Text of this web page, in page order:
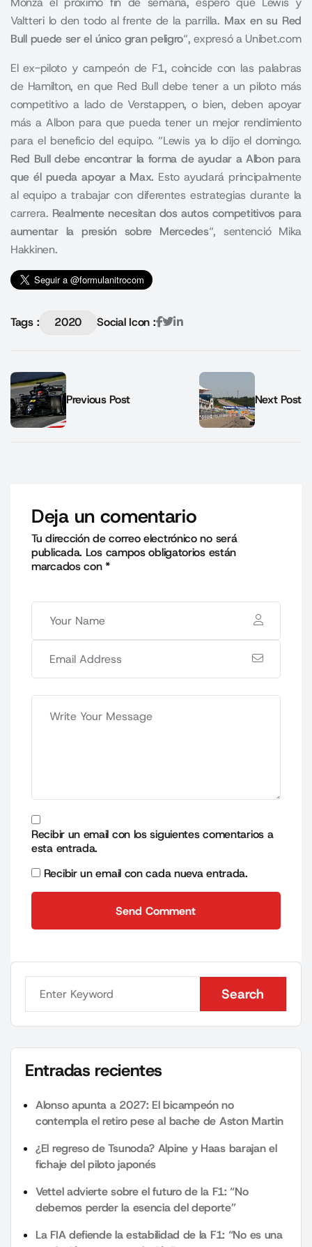
Valtteri lo den todo al frente de la parrilla. Max en su Red
Bull puede ser el único gran peligro“, expresó a Unibet.com
El ex-piloto y campeón de F1, coincide con las palabras
de Hamilton, en que Red Bull debe tener a un piloto más
competitivo a lado de Verstappen, o bien, deben apoyar
más a Albon para que pueda tener un mejor rendimiento
para el beneficio del equipo. “Lewis ya lo dijo el domingo.
Red Bull debe encontrar la forma de ayudar a Albon para
que él pueda apoyar a Max. Esto ayudará principalmente
al equipo a trabajar con diferentes estrategias durante la
carrera. Realmente necesitan dos autos competitivos para
aumentar la presión sobre Mercedes“, sentenció Mika
Hakkinen.
Tags : 2020 Social Icon :
Previous Post Next Post
Deja un comentario
Tu dirección de correo electrónico no será
publicada. Los campos obligatorios están
marcados con*
Recibir un email con los siguientes comentarios a
esta entrada.
Recibir un email con cada nueva entrada.
Send Comment
Search
Search
Entradas recientes
Alonso apunta a 2027: El bicampeón no
contempla el retiro pese al bache de Aston Martin
¿El regreso de Tsunoda? Alpine y Haas barajan el
fichaje del piloto japonés
Vettel advierte sobre el futuro de la F1: “No
debemos perder la esencia del deporte”
La FIA defiende la estabilidad de la F1: “No es una